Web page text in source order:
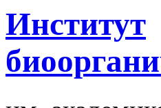
Институт